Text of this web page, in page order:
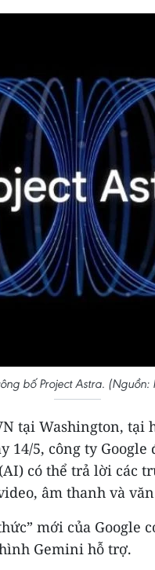
bố Project Astra. (Nguồn:
tại Washington,
14/5, công ty Google
có thể trả lời các
âm thanh và
mới của Google
Gemini hỗ trợ.